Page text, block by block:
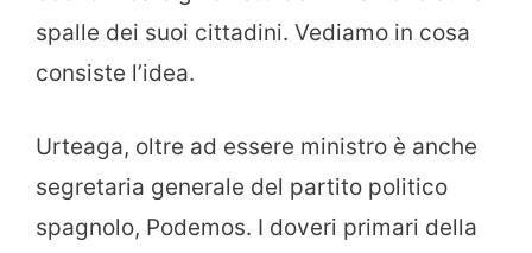
spalle dei suoi cittadini. Vediamo in cosa
consiste l’idea.
Urteaga, oltre ad essere ministro è anche
segretaria generale del partito politico
spagnolo, Podemos. I doveri primari della